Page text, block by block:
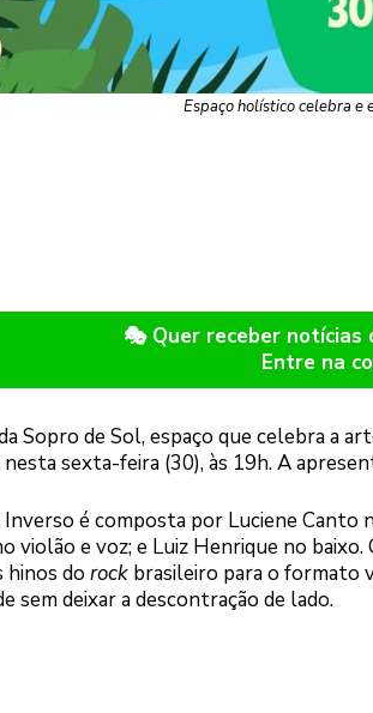
Espaço holístico celebra e
🎭 Quer receber notícias
Entre na
Sopro de Sol, espaço que celebra a
sexta-feira (30), às 19h. A
é composta por Luciene Canto
violão e voz; e Luiz Henrique no
hinos do rock brasileiro para o formato
sem deixar a descontração de lado.